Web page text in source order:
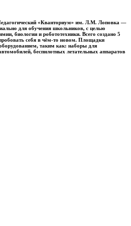
«Кванториум» им. Л.М. Лоповка —
для обучения школьников, с целью
биологии и робототехники. Всего создано 5
себя в чём-то новом. Площадки
таким как: наборы для
беспилотных летательных аппаратов